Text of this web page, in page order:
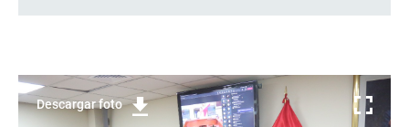
Descargar foto